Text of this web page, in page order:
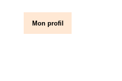
Mon profil